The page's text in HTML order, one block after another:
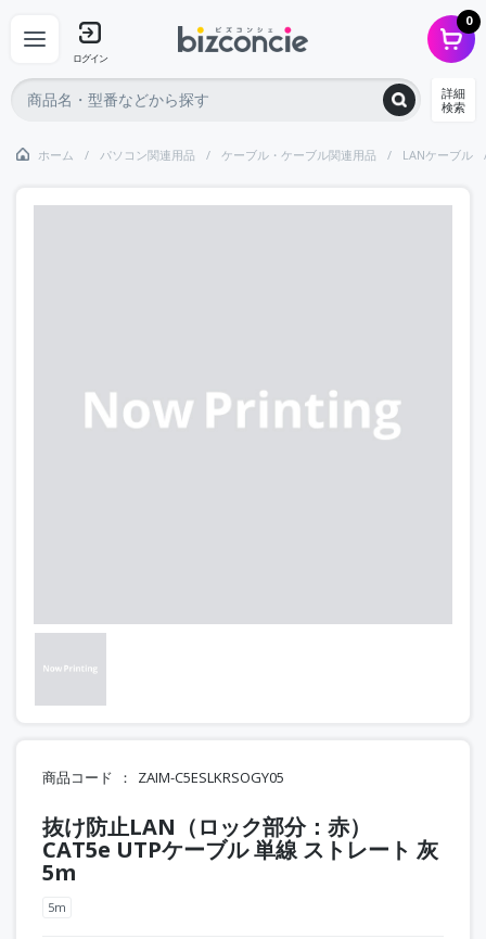
ログイン
0
詳細
検索
ホーム パソコン関連用品 ケーブル・ケーブル関連用品 LANケーブル
商品コード ZAIM-C5ESLKRSOGY05
抜け防止LAN（ロック部分：赤）
CAT5e UTPケーブル 単線 ストレート 灰
5m
5m